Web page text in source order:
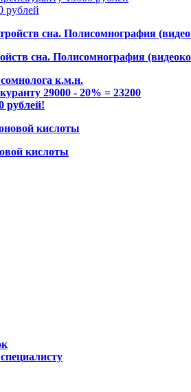
рублей
сна. Полисомнография
к.м.н.
29000 - 20% = 23200
рублей!
кислоты